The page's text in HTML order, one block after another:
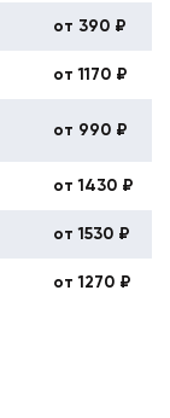
от 390 ₽
от 1170 ₽
от 990 ₽
от 1430 ₽
от 1530 ₽
от 1270 ₽